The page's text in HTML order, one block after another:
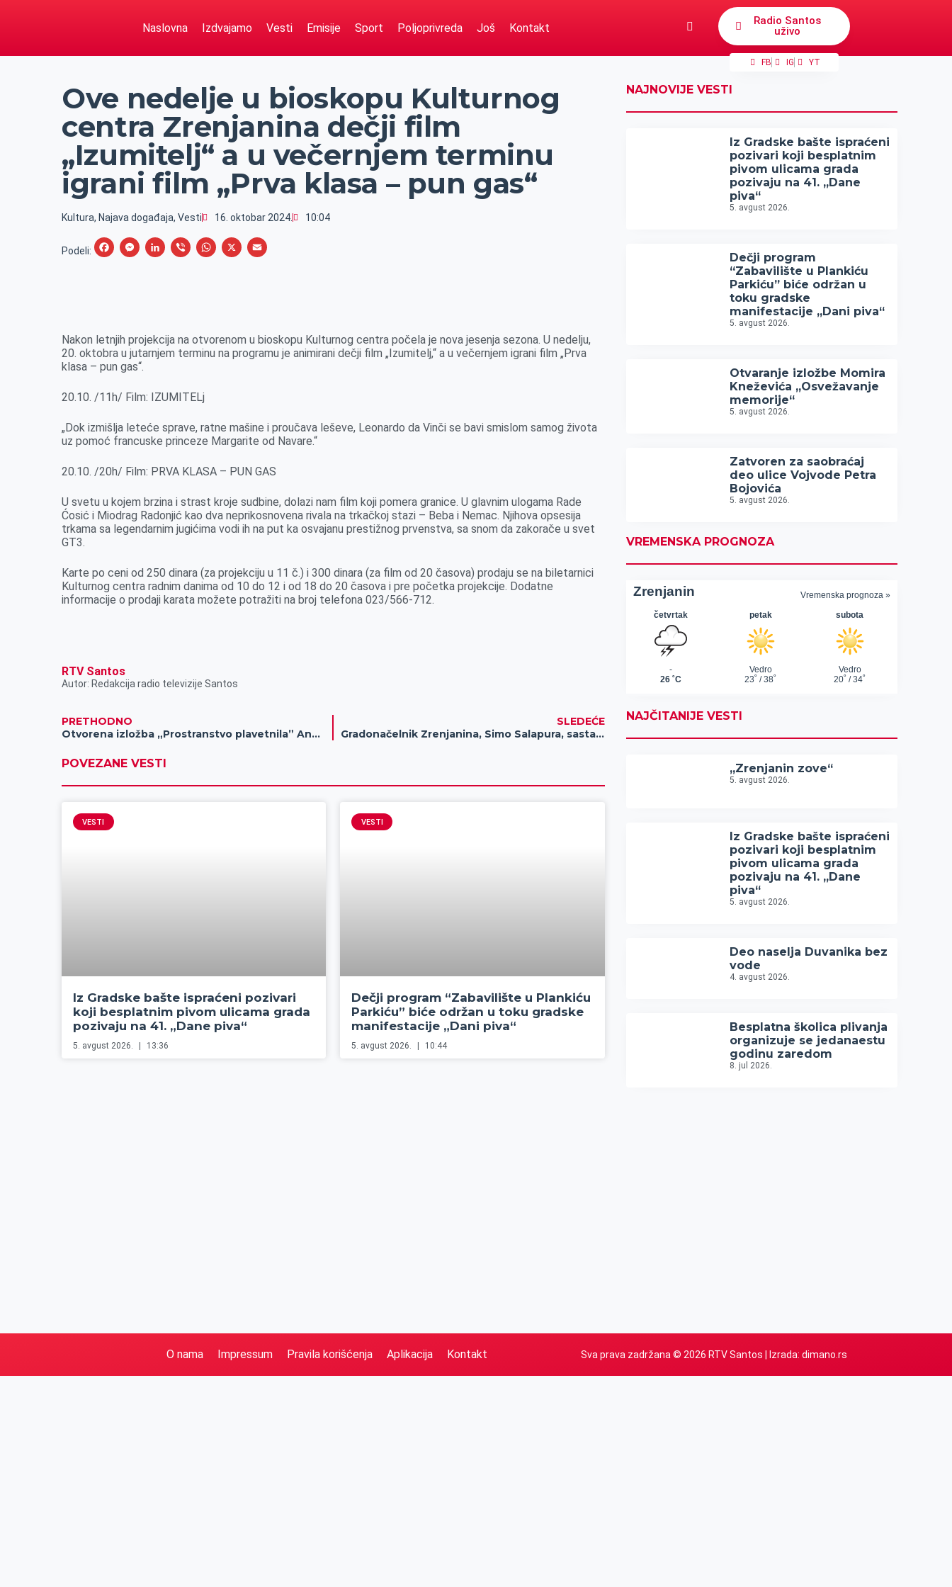
Naslovna Izdvajamo Vesti Emisije Sport Poljoprivreda Još Kontakt
Radio Santos
uživo
FB IG YT
Ove nedelje u bioskopu Kulturnog
centra Zrenjanina dečji film
„Izumitelj“ a u večernjem terminu
igrani film „Prva klasa – pun gas“
Kultura, Najava događaja,Vesti 16. oktobar 2024. 10:04
Podeli:
F
o
o
M
n
g
L
d
V
W
A
X
Nakon letnjih projekcija na otvorenom u bioskopu Kulturnog centra počela je nova jesenja sezona. U nedelju,
20. oktobra u jutarnjem terminu na programu je animirani dečji film „Izumitelj,“ a u večernjem igrani film „Prva
klasa – pun gas“.
20.10. /11h/ Film: IZUMITELj
„Dok izmišlja leteće sprave, ratne mašine i proučava leševe, Leonardo da Vinči se bavi smislom samog života
uz pomoć francuske princeze Margarite od Navare.“
20.10. /20h/ Film: PRVA KLASA – PUN GAS
U svetu u kojem brzina i strast kroje sudbine, dolazi nam film koji pomera granice. U glavnim ulogama Rade
Ćosić i Miodrag Radonjić kao dva neprikosnovena rivala na trkačkoj stazi – Beba i Nemac. Njihova opsesija
trkama sa legendarnim jugićima vodi ih na put ka osvajanu prestižnog prvenstva, sa snom da zakorače u svet
GT3.
Karte po ceni od 250 dinara (za projekciju u 11 č.) i 300 dinara (za film od 20 časova) prodaju se na biletarnici
Kulturnog centra radnim danima od 10 do 12 i od 18 do 20 časova i pre početka projekcije. Dodatne
informacije o prodaji karata možete potražiti na broj telefona 023/566-712.
RTV Santos
Autor: Redakcija radio televizije Santos
PRETHODNO
Otvorena izložba „Prostranstvo plavetnila” Ane Milosavljević
SLEDEĆE
Gradonačelnik Zrenjanina, Simo Salapura, sastao se sa gradonačelnikom Jantaja, Džengom Dejanom
POVEZANE VESTI
VESTI
Iz Gradske bašte ispraćeni pozivari
koji besplatnim pivom ulicama grada
pozivaju na 41. „Dane piva“
5. avgust 2026. 13:36
VESTI
Dečji program “Zabavilište u Plankiću
Parkiću” biće održan u toku gradske
manifestacije „Dani piva“
5. avgust 2026. 10:44
NAJNOVIJE VESTI
Iz Gradske bašte ispraćeni
pozivari koji besplatnim
pivom ulicama grada
pozivaju na 41. „Dane
piva“
5. avgust 2026.
Dečji program
“Zabavilište u Plankiću
Parkiću” biće održan u
toku gradske
manifestacije „Dani piva“
5. avgust 2026.
Otvaranje izložbe Momira
Kneževića „Osvežavanje
memorije“
5. avgust 2026.
Zatvoren za saobraćaj
deo ulice Vojvode Petra
Bojovića
5. avgust 2026.
VREMENSKA PROGNOZA
NAJČITANIJE VESTI
„Zrenjanin zove“
5. avgust 2026.
Iz Gradske bašte ispraćeni
pozivari koji besplatnim
pivom ulicama grada
pozivaju na 41. „Dane
piva“
5. avgust 2026.
Deo naselja Duvanika bez
vode
4. avgust 2026.
Besplatna školica plivanja
organizuje se jedanaestu
godinu zaredom
8. jul 2026.
O nama Impressum Pravila korišćenja Aplikacija Kontakt Sva prava zadržana © 2026 RTV Santos | Izrada: dimano.rs